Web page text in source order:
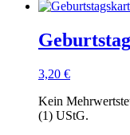
3,20 €
Kein
(1) UStG.